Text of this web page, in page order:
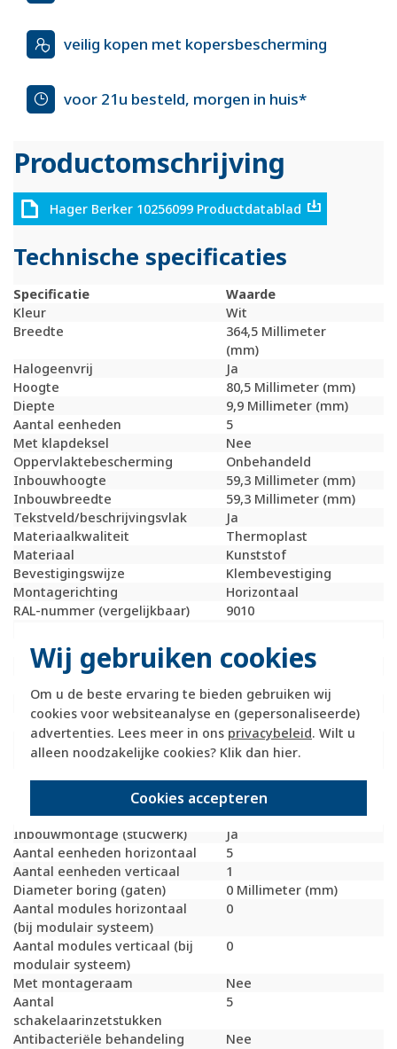
Wij gebruiken cookies
Om u de beste ervaring te bieden gebruiken wij
cookies voor websiteanalyse en (gepersonaliseerde)
advertenties. Lees meer in ons privacybeleid. Wilt u
alleen noodzakelijke cookies? Klik dan hier.
Cookies accepteren
veilig kopen met kopersbescherming
voor 21u besteld, morgen in huis*
Productomschrijving
Hager Berker 10256099 Productdatablad
Technische specificaties
Specificatie
Waarde
Kleur
Wit
Breedte
364,5 Millimeter
(mm)
Halogeenvrij
Ja
Hoogte
80,5 Millimeter (mm)
Diepte
9,9 Millimeter (mm)
Aantal eenheden
5
Met klapdeksel
Nee
Oppervlaktebescherming
Onbehandeld
Inbouwhoogte
59,3 Millimeter (mm)
Inbouwbreedte
59,3 Millimeter (mm)
Tekstveld/beschrijvingsvlak
Ja
Materiaalkwaliteit
Thermoplast
Materiaal
Kunststof
Bevestigingswijze
Klembevestiging
Montagerichting
Horizontaal
RAL-nummer (vergelijkbaar)
9010
Beschermingsgraad (IP)
Geschikt voor vloerpot
Nee
Transparant
Uitvoering oppervlakte
Mat
Geschikt voor wandgoot
Ja
Geschikt voor
inbouwinstallatie (stucwerk)
Ja
Geschikt voor
inbouwinstallatie (geen
stucwerk)
Ja
Inbouwmontage (stucwerk)
Ja
Aantal eenheden horizontaal
5
Aantal eenheden verticaal
1
Diameter boring (gaten)
0 Millimeter (mm)
Aantal modules horizontaal
(bij modulair systeem)
0
Aantal modules verticaal (bij
modulair systeem)
0
Met montageraam
Nee
Aantal
schakelaarinzetstukken
5
Antibacteriële behandeling Nee